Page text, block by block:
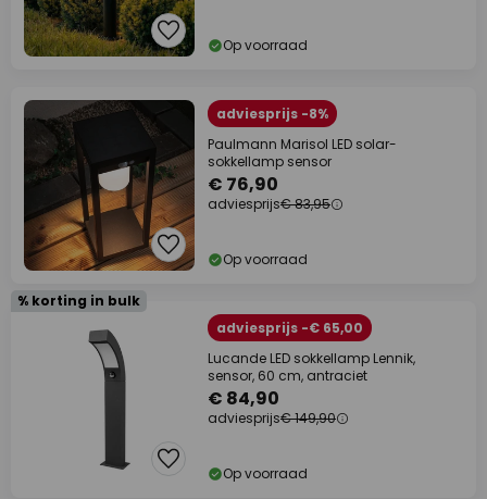
Op voorraad
adviesprijs -8%
Paulmann Marisol LED solar-
sokkellamp sensor
€ 76,90
adviesprijs€ 83,95
Op voorraad
% korting in bulk
adviesprijs -€ 65,00
Lucande LED sokkellamp Lennik,
sensor, 60 cm, antraciet
€ 84,90
adviesprijs€ 149,90
Op voorraad